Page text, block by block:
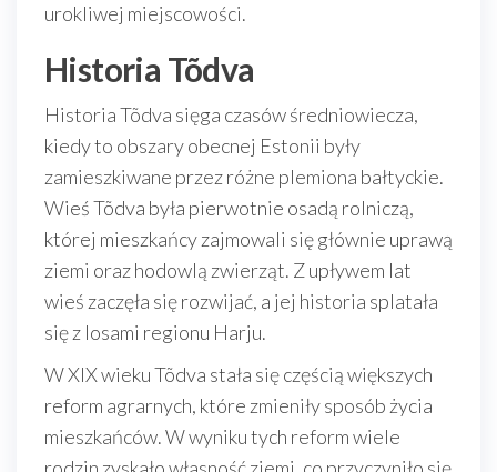
urokliwej miejscowości.
Historia Tõdva
Historia Tõdva sięga czasów średniowiecza,
kiedy to obszary obecnej Estonii były
zamieszkiwane przez różne plemiona bałtyckie.
Wieś Tõdva była pierwotnie osadą rolniczą,
której mieszkańcy zajmowali się głównie uprawą
ziemi oraz hodowlą zwierząt. Z upływem lat
wieś zaczęła się rozwijać, a jej historia splatała
się z losami regionu Harju.
W XIX wieku Tõdva stała się częścią większych
reform agrarnych, które zmieniły sposób życia
mieszkańców. W wyniku tych reform wiele